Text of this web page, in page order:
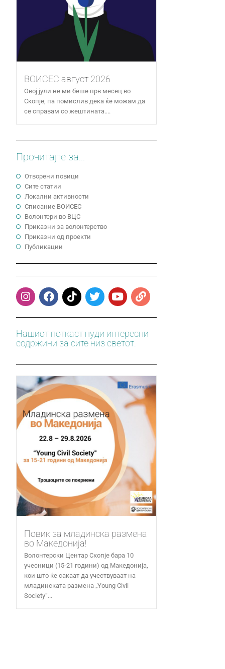
ВОИСЕС август 2026
Овој јули не ми беше прв месец во
Скопје, па помислив дека ќе можам да
се справам со жештината....
Прочитајте за...
Отворени повици
Сите статии
Локални активности
Cписание ВОИСЕС
Волонтери во ВЦС
Приказни за волонтерство
Приказни од проекти
Публикации
Нашиот поткаст нуди интересни
содржини за сите низ светот.
Повик за младинска размена
во Македонија!
Волонтерски Центар Скопје бара 10
учесници (15-21 години) од Македонија,
кои што ќе сакаат да учествуваат на
младинската размена „Young Civil
Society“...